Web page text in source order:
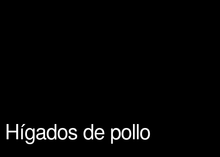
Hígados de pollo